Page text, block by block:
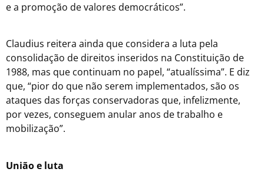
e a promoção de valores democráticos”.
Claudius reitera ainda que considera a luta pela
consolidação de direitos inseridos na Constituição de
1988, mas que continuam no papel, “atualíssima”. E diz
que, “pior do que não serem implementados, são os
ataques das forças conservadoras que, infelizmente,
por vezes, conseguem anular anos de trabalho e
mobilização”.
União e luta